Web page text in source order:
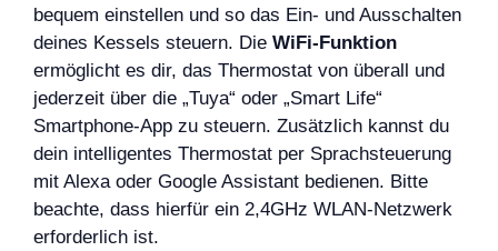
bequem einstellen und so das Ein- und Ausschalten
deines Kessels steuern. Die WiFi-Funktion
ermöglicht es dir, das Thermostat von überall und
jederzeit über die „Tuya“ oder „Smart Life“
Smartphone-App zu steuern. Zusätzlich kannst du
dein intelligentes Thermostat per Sprachsteuerung
mit Alexa oder Google Assistant bedienen. Bitte
beachte, dass hierfür ein 2,4GHz WLAN-Netzwerk
erforderlich ist.